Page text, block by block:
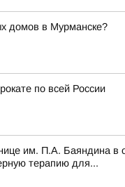
домов в Мурманске?
по всей России
им. П.А. Баяндина в
терапию для...